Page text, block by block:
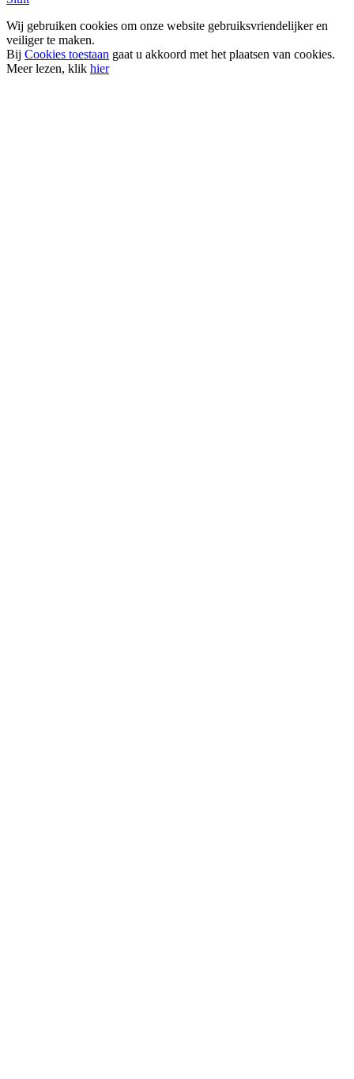
Wij gebruiken cookies om onze website gebruiksvriendelijker en
veiliger te maken.
Bij Cookies toestaan gaat u akkoord met het plaatsen van cookies.
Meer lezen, klik hier